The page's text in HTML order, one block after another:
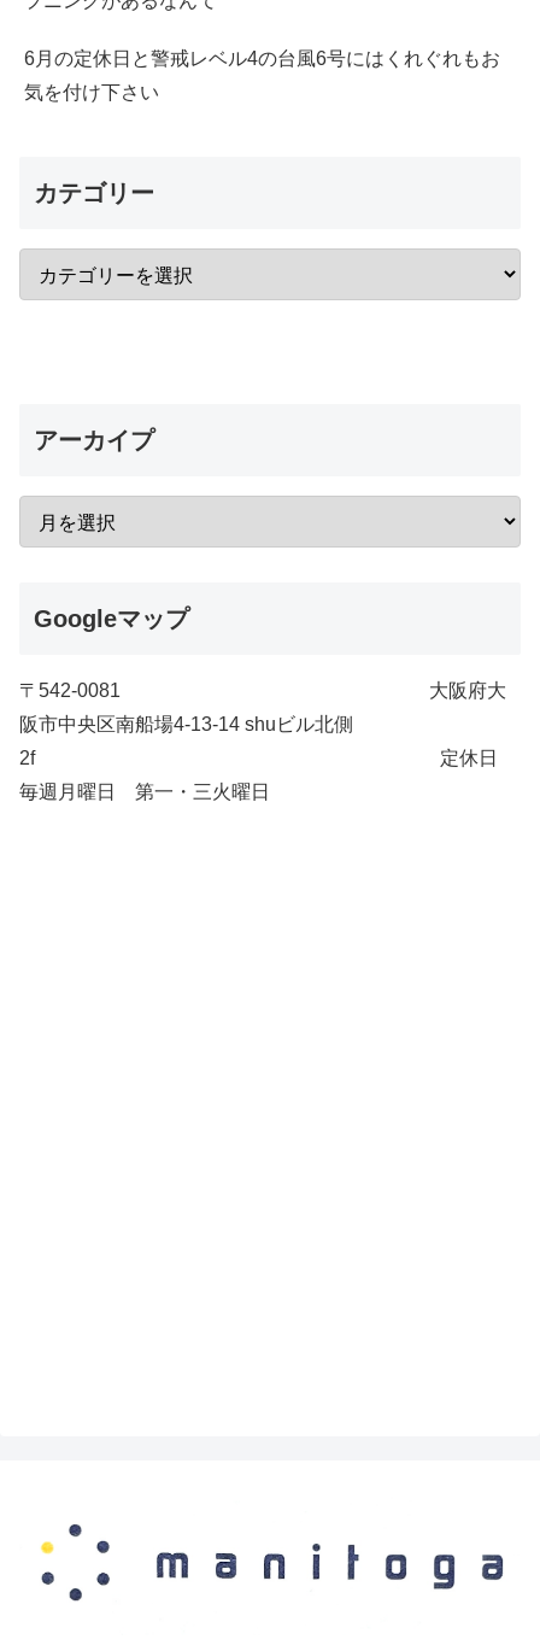
6月の定休日と警戒レベル4の台風6号にはくれぐれもお
気を付け下さい
カテゴリー
アーカイプ
Googleマップ
〒542-0081 大阪府大
阪市中央区南船場4-13-14 shuビル北側
2f 定休日
毎週月曜日 第一・三火曜日